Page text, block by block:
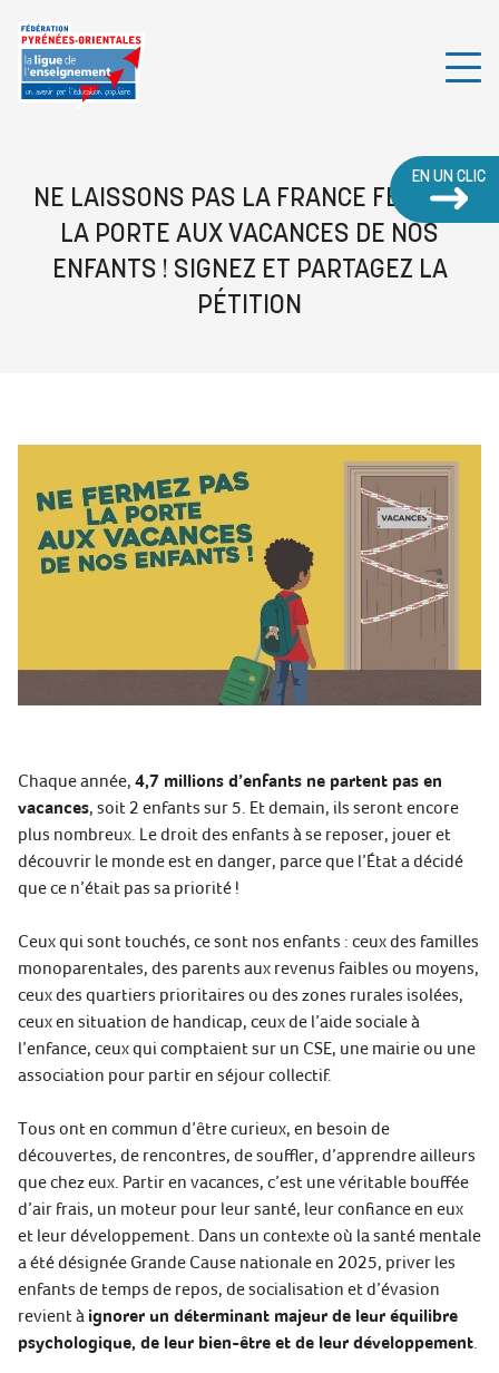
EN UN CLIC
NE LAISSONS PAS LA FRANCE FERMER
LA PORTE AUX VACANCES DE NOS
ENFANTS ! SIGNEZ ET PARTAGEZ LA
PÉTITION
Chaque année, 4,7 millions d’enfants ne partent pas en
vacances, soit 2 enfants sur 5. Et demain, ils seront encore
plus nombreux. Le droit des enfants à se reposer, jouer et
découvrir le monde est en danger, parce que l’État a décidé
que ce n’était pas sa priorité !
Ceux qui sont touchés, ce sont nos enfants : ceux des familles
monoparentales, des parents aux revenus faibles ou moyens,
ceux des quartiers prioritaires ou des zones rurales isolées,
ceux en situation de handicap, ceux de l’aide sociale à
l’enfance, ceux qui comptaient sur un CSE, une mairie ou une
association pour partir en séjour collectif.
Tous ont en commun d’être curieux, en besoin de
découvertes, de rencontres, de souffler, d’apprendre ailleurs
que chez eux. Partir en vacances, c’est une véritable bouffée
d’air frais, un moteur pour leur santé, leur confiance en eux
et leur développement. Dans un contexte où la santé mentale
a été désignée Grande Cause nationale en 2025, priver les
enfants de temps de repos, de socialisation et d’évasion
revient à ignorer un déterminant majeur de leur équilibre
psychologique, de leur bien-être et de leur développement.